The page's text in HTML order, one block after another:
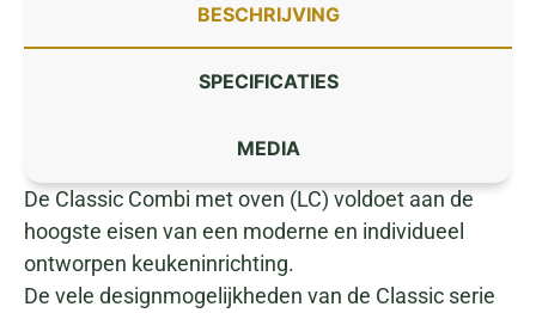
BESCHRIJVING
SPECIFICATIES
MEDIA
De Classic Combi met oven (LC) voldoet aan de
hoogste eisen van een moderne en individueel
ontworpen keukeninrichting.
De vele designmogelijkheden van de Classic serie